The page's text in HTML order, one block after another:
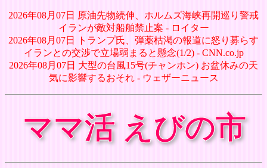
2026年08月07日 原油先物続伸、ホルムズ海峡再開巡り警戒
イランが敵対船舶禁止案 - ロイター
2026年08月07日 トランプ氏、弾薬枯渇の報道に怒り募らす
イランとの交渉で立場弱まると懸念(1/2) - CNN.co.jp
2026年08月07日 大型の台風15号(チャンホン) お盆休みの天
気に影響するおそれ - ウェザーニュース
ママ活 えびの市